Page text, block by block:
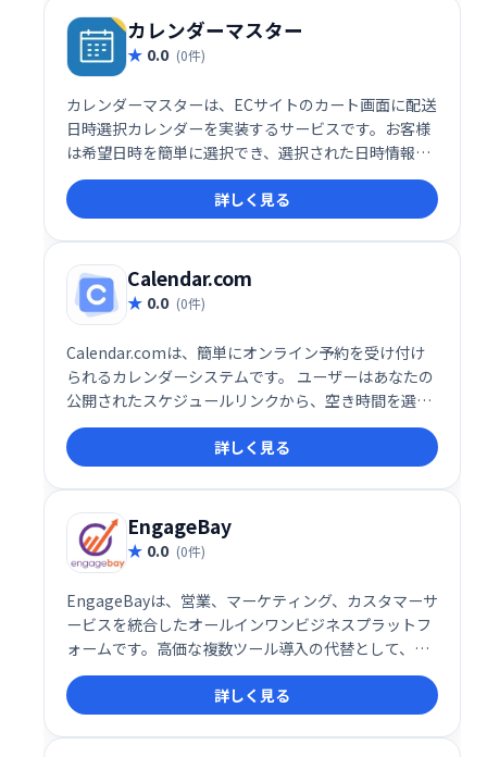
カレンダーマスター
0.0 (0件)
カレンダーマスターは、ECサイトのカート画面に配送
日時選択カレンダーを実装するサービスです。お客様
は希望日時を簡単に選択でき、選択された日時情報は
注文確定メールに自動的に反映されます。スムーズな
受注管理と顧客満足度の向上に貢献します。
詳しく見る
Calendar.com
0.0 (0件)
Calendar.comは、簡単にオンライン予約を受け付け
られるカレンダーシステムです。 ユーザーはあなたの
公開されたスケジュールリンクから、空き時間を選ん
で直接予約できます。既存の予定との競合を防ぎ、ス
ムーズなスケジュール管理を実現します。 個々のニー
ズに合わせたカスタマイズされたリンクで、予約プロ
セスを効率化します。
詳しく見る
EngageBay
0.0 (0件)
EngageBayは、営業、マーケティング、カスタマーサ
ービスを統合したオールインワンビジネスプラットフ
ォームです。高価な複数ツール導入の代替として、電
子メールマーケティング、CRM、販売管理、ライブチ
ャット、マーケティングオートメーションなどを提供
します。直感的なインターフェースでビジネスの維
持・成長を支援します。
詳しく見る